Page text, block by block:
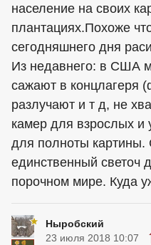
население на своих
плантациях.Похоже
сегодняшнего дня
Из недавнего: в США
сажают в концлагеря
разлучают и т д, не
камер для взрослых и
для полноты
единственный светоч
порочном мире. Куда
Ныробский
23 июля 2018 10:07